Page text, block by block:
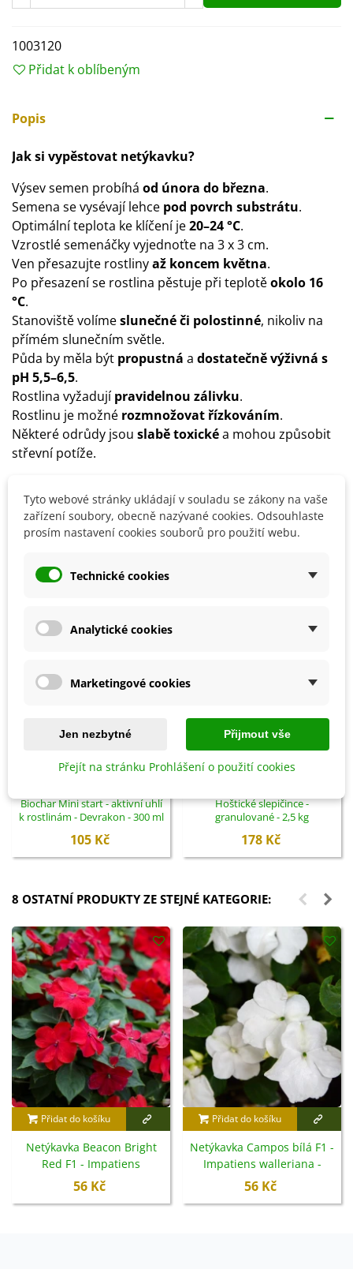
1003120
Přidat k oblíbeným
Popis
Jak si vypěstovat netýkavku?
Výsev semen probíhá od února do března.
Semena se vysévají lehce pod povrch substrátu.
Optimální teplota ke klíčení je20–24 °C.
Vzrostlé semenáčky vyjednoťte na 3 x 3 cm.
Ven přesazujte rostlinyaž koncem května.
Po přesazení se rostlina pěstuje při teplotěokolo 16
°C.
Stanoviště volímeslunečné či polostinné, nikoliv na
přímém slunečním světle.
Půda by měla být propustná a dostatečně výživná s
pH 5,5–6,5.
Rostlina vyžadujípravidelnou zálivku.
Rostlinu je možné rozmnožovat řízkováním.
Některé odrůdy jsou slabě toxickéa mohou způsobit
střevní potíže.
Detaily produktu
Přidat do košíku
Biochar Mini start - aktivní uhlí
k rostlinám - Devrakon - 300 ml
105 Kč
Přidat do košíku
Hoštické slepičince -
granulované - 2,5 kg
178 Kč
8 OSTATNÍ PRODUKTY ZE STEJNÉ KATEGORIE:
Přidat do košíku
Netýkavka Beacon Bright
Red F1 - Impatiens
walleriana - semena - 15 ks
56 Kč
Přidat do košíku
Netýkavka Campos bílá F1 -
Impatiens walleriana -
semena - 20 ks
56 Kč
Tyto webové stránky ukládají v souladu se zákony na vaše
zařízení soubory, obecně nazývané cookies. Odsouhlaste
prosím nastavení cookies souborů pro použití webu.
Technické cookies
Analytické cookies
Marketingové cookies
Jen nezbytné Přijmout vše
Přejít na stránku Prohlášení o použití cookies